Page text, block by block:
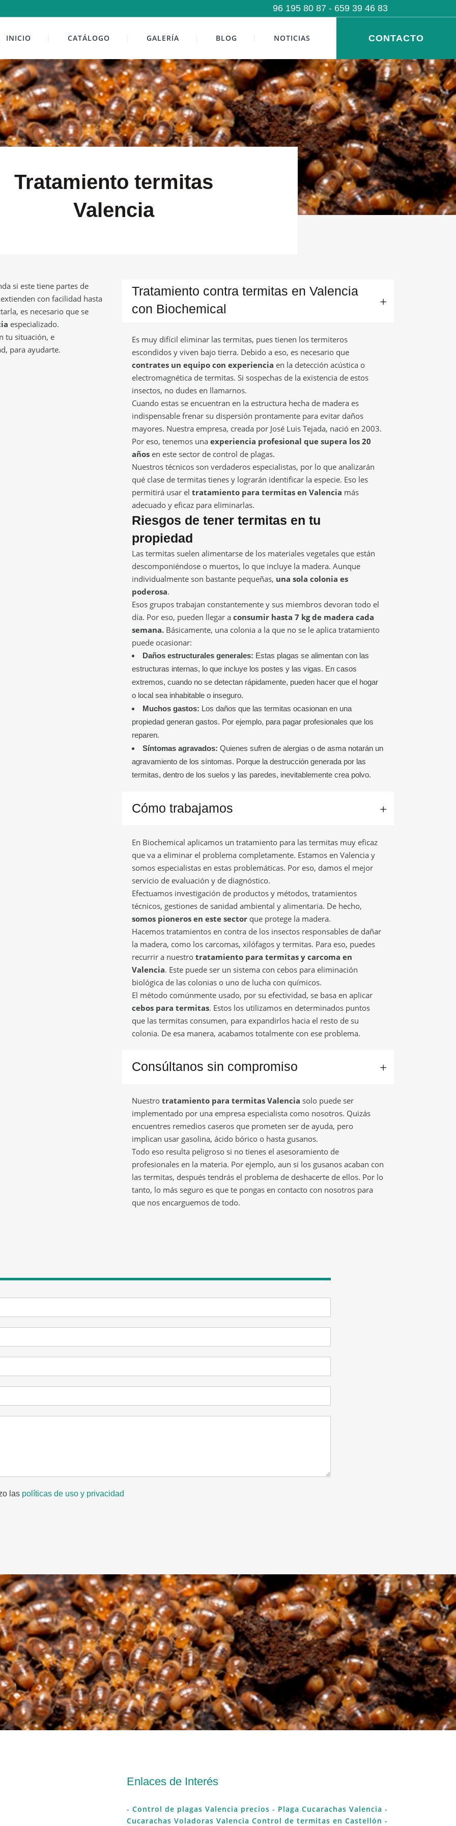
96 195 80 87- 659 39 46 83
CONTACTO
INICIO CATÁLOGO GALERÍA BLOG NOTICIAS
Tratamiento termitas
Valencia
si este tiene partes de
con facilidad hasta
es necesario que se
especializado.
tu situación, e
para ayudarte.
Tratamiento contra termitas en Valencia
con Biochemical
Es muy difícil eliminar las termitas, pues tienen los termiteros
escondidos y viven bajo tierra. Debido a eso, es necesario que
contrates un equipo con experiencia en la detección acústica o
electromagnética de termitas. Si sospechas de la existencia de estos
insectos, no dudes en llamarnos.
Cuando estas se encuentran en la estructura hecha de madera es
indispensable frenar su dispersión prontamente para evitar daños
mayores. Nuestra empresa, creada por José Luis Tejada, nació en 2003.
Por eso, tenemos una experiencia profesional que supera los 20
años en este sector de control de plagas.
Nuestros técnicos son verdaderos especialistas, por lo que analizarán
qué clase de termitas tienes y lograrán identificar la especie. Eso les
permitirá usar el tratamiento para termitas en Valencia más
adecuado y eficaz para eliminarlas.
Riesgos de tener termitas en tu
propiedad
Las termitas suelen alimentarse de los materiales vegetales que están
descomponiéndose o muertos, lo que incluye la madera. Aunque
individualmente son bastante pequeñas, una sola colonia es
poderosa.
Esos grupos trabajan constantemente y sus miembros devoran todo el
día. Por eso, pueden llegar a consumir hasta 7 kg de madera cada
semana. Básicamente, una colonia a la que no se le aplica tratamiento
puede ocasionar:
Daños estructurales generales: Estas plagas se alimentan con las
estructuras internas, lo que incluye los postes y las vigas. En casos
extremos, cuando no se detectan rápidamente, pueden hacer que el hogar
o local sea inhabitable o inseguro.
Muchos gastos: Los daños que las termitas ocasionan en una
propiedad generan gastos. Por ejemplo, para pagar profesionales que los
reparen.
Síntomas agravados: Quienes sufren de alergias o de asma notarán un
agravamiento de los síntomas. Porque la destrucción generada por las
termitas, dentro de los suelos y las paredes, inevitablemente crea polvo.
Cómo trabajamos
En Biochemical aplicamos un tratamiento para las termitas muy eficaz
que va a eliminar el problema completamente. Estamos en Valencia y
somos especialistas en estas problemáticas. Por eso, damos el mejor
servicio de evaluación y de diagnóstico.
Efectuamos investigación de productos y métodos, tratamientos
técnicos, gestiones de sanidad ambiental y alimentaria. De hecho,
somos pioneros en este sector que protege la madera.
Hacemos tratamientos en contra de los insectos responsables de dañar
la madera, como los carcomas, xilófagos y termitas. Para eso, puedes
recurrir a nuestro tratamiento para termitas y carcoma en
Valencia. Este puede ser un sistema con cebos para eliminación
biológica de las colonias o uno de lucha con químicos.
El método comúnmente usado, por su efectividad, se basa en aplicar
cebos para termitas. Estos los utilizamos en determinados puntos
que las termitas consumen, para expandirlos hacia el resto de su
colonia. De esa manera, acabamos totalmente con ese problema.
Consúltanos sin compromiso
Nuestro tratamiento para termitas Valencia solo puede ser
implementado por una empresa especialista como nosotros. Quizás
encuentres remedios caseros que prometen ser de ayuda, pero
implican usar gasolina, ácido bórico o hasta gusanos.
Todo eso resulta peligroso si no tienes el asesoramiento de
profesionales en la materia. Por ejemplo, aun si los gusanos acaban con
las termitas, después tendrás el problema de deshacerte de ellos. Por lo
tanto, lo más seguro es que te pongas en contacto con nosotros para
que nos encarguemos de todo.
las políticas de uso y privacidad
Enlaces de Interés
- Control de plagas Valencia precios - Plaga Cucarachas Valencia -
Cucarachas Voladoras Valencia Control de termitas en Castellón -